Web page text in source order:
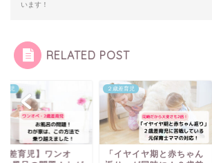
います！
RELATED POST
】ワンオ
２歳差育児
「イヤイヤ期と赤ちゃん
２
【